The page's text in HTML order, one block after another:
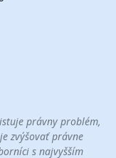
právny problém,
zvýšovať právne
s najvyšším